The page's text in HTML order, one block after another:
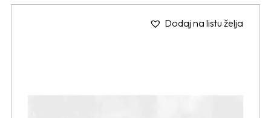
Dodaj na listu želja